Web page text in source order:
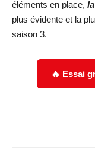
éléments en place,
plus évidente et la
saison 3.
🔥 Essai